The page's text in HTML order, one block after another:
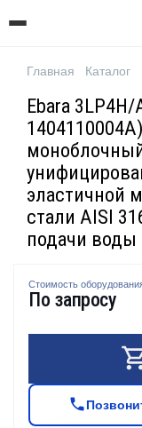
Главная Каталог
Ebara
эластичной
стали AISI
подачи воды
Стоимость
По запросу